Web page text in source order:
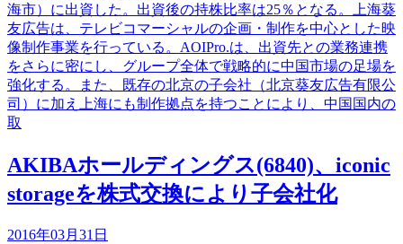
海市）に出資した。出資後の持株比率は25％となる。上海葵
友広告は、テレビコマーシャルの企画・制作を中心とした映
像制作事業を行っている。AOIPro.は、出資先との業務連携
をさらに密にし、グループ全体で戦略的に中国市場の足場を
強化する。また、既存の北京の子会社（北京葵友広告有限公
司）に加え上海にも制作拠点を持つことにより、中国国内の
取
AKIBAホールディングス(6840)、iconic
storageを株式交換により子会社化
2016年03月31日